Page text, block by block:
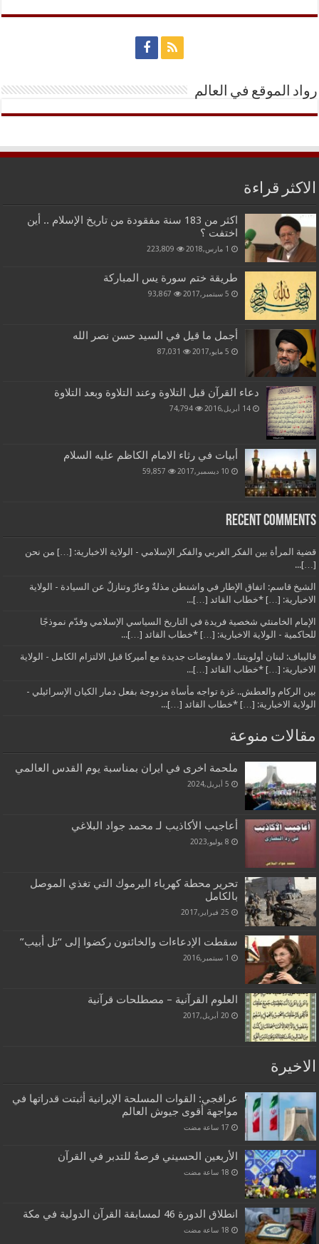
رواد الموقع في العالم
الاكثر قراءة
اكثر من 183 سنة مفقودة من تاريخ الإسلام .. أين
اختفت ؟
1 مارس,2018 223,809
طريقة ختم سورة يس المباركة
5 سبتمبر,2017 93,867
أجمل ما قيل في السيد حسن نصر الله
5 مايو,2017 87,031
دعاء القرآن قبل التلاوة وعند التلاوة وبعد التلاوة
14 أبريل,2016 74,794
أبيات في رثاء الامام الكاظم عليه السلام
10 ديسمبر,2017 59,857
Recent Comments
قضية المرأة بين الفكر الغربي والفكر الإسلامي - الولاية الاخبارية: […] من نحن
[…]...
الشيخ قاسم: اتفاق الإطار في واشنطن مذلةٌ وعارٌ وتنازلٌ عن السيادة - الولاية
الاخبارية: […] *خطاب القائد […]...
الإمام الخامنئي شخصية فريدة في التاريخ السياسي الإسلامي وقدّم نموذجًا
للحاكمية - الولاية الاخبارية: […] *خطاب القائد […]...
قاليباف: لبنان أولويتنا.. لا مفاوضات جديدة مع أميركا قبل الالتزام الكامل - الولاية
الاخبارية: […] *خطاب القائد […]...
بين الركام والعطش.. غزة تواجه مأساة مزدوجة بفعل دمار الكيان الإسرائيلي -
الولاية الاخبارية: […] *خطاب القائد […]...
مقالات منوعة
ملحمة اخرى في ايران بمناسبة يوم القدس العالمي
5 أبريل,2024
أعاجيب الأكاذيب لـ محمد جواد البلاغي
8 يوليو,2023
تحرير محطة كهرباء اليرموك التي تغذي الموصل
بالكامل
25 فبراير,2017
سقطت الإدعاءات والخائنون ركضوا إلى “تل أبيب”
1 سبتمبر,2016
العلوم القرآنية – مصطلحات قرآنية
20 أبريل,2017
الاخيرة
عراقجي: القوات المسلحة الإيرانية أثبتت قدراتها في
مواجهة أقوى جيوش العالم
الأربعين الحسيني فرصةٌ للتدبر في القرآن
انطلاق الدورة 46 لمسابقة القرآن الدولية في مكة